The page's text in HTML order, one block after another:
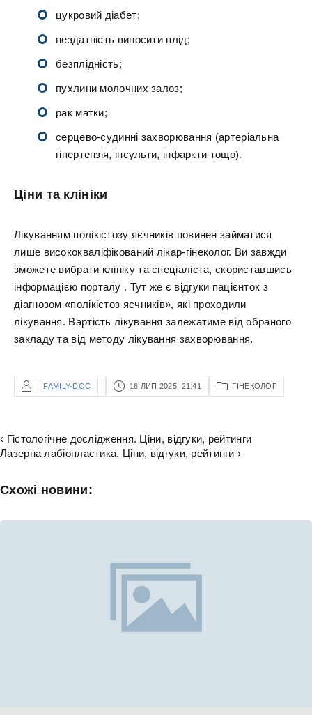
цукровий діабет;
нездатність виносити плід;
безплідність;
пухлини молочних залоз;
рак матки;
серцево-судинні захворювання (артеріальна
гіпертензія, інсульти, інфаркти тощо).
Ціни та клініки
Лікуванням полікістозу яєчників повинен займатися
лише висококваліфікований лікар-гінеколог. Ви завжди
зможете вибрати клініку та спеціаліста, скориставшись
інформацією порталу . Тут же є відгуки пацієнток з
діагнозом «полікістоз яєчників», які проходили
лікування. Вартість лікування залежатиме від обраного
закладу та від методу лікування захворювання.
FAMILY-DOC 16 ЛИП 2025, 21:41 ГІНЕКОЛОГ
‹ Гістологічне дослідження. Ціни, відгуки, рейтинги
Лазерна лабіопластика. Ціни, відгуки, рейтинги ›
Схожі новини: